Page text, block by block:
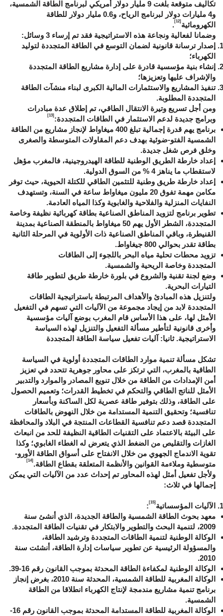
تكاليف متوقعة بلغت 9 مليار دولار أمريكي لبرنامج الطاقة الشمسية،
و4 مليارات دولار لبرنامج الرياح، و0.6 مليار دولار للطاقة
الكهرومائية[12]
.
وضمانا لفعالية ونجاعة هذه الاستراتيجية فقد تم إرساء 3 وسائل:
إصدار ترسانة قانونية لضمان التوسع في الطاقة المتجددة لتوليد
الكهرباء؛
إنشاء بنية مؤسسية قادرة على إدارة مشاريع الطاقة المتجددة
والإشراف عليها وتعزيزها؛
تنفيذ المشاريع والاستثمارات المالية الكبرى لبناء منشآت الطاقة
المتجددة المطلوبة.
ومن أجل تسريع وتيرة الانتقال الطاقي، تم إطلاق عدة مبادرات
وبرامج جديدة لدعم الاستثمار في الطاقات المتجددة:[13]
برنامج يهم قدرة إجمالية تبلغ 400 ميغاواط لإنجاز مشاريع من الطاقة
الشمسية الفتو-ضوئية بهدف دعم المقاولات المتوسطة والصغرى
وخلق فرص شغل جديدة.
إعداد خارطة الطريق الوطنية للطاقة الهيدروجينية، فالمغرب مؤهل
لاستقطاب ما يناهز 4 % من السوق الدولية.
إعداد خارطة طريق وطنية للتثمين الطاقي للكتلة الحيوية، حيث توفر
مكامن مهمة تفوق 20 مليون ميغاواط ساعة في السنة، وتستهدف
النفايات المنزلية والفلاحية والغابوية وكذا المياه العادمة.
تطوير برنامج لتزويد المناطق الصناعية بطاقة كهربائية نظيفة وخاصة
المتجددة، الشطر الأول يهم 50 ميغاواط بالمنطقة الصناعية بمدينة
القنيطرة، وباقي المناطق الصناعية ذات الأولوية في المرحلة الثانية
بطاقة تقدر بحوالي 800 جيغاواط.
تزويد محطات تحلية مياه البحر باللجوء إلى الطاقات
المتجددة وخاصة الريحية والشمسية.
وضع لجنة تقنية والشروع في بلورة خارطة طريق لتطوير طاقة
التيارات البحرية.
ولتنزيل هذه المبادئ والأهداف المرتبطة باستراتيجية الطاقات
المتجددة لابد من إيجاد مجموعة من الآليات التي تسهم في التفعيل
الأمثل لها، على هذا الأساس قام المغرب بوضع آليات مؤسسية
وأخرى قانونية لتأطير مسألة التفعيل والتنزيل لهذه السياسة
الاستراتيجية. ثانيا: آليات تفعيل سياسة الطاقة المتجددة
تشكل مسألة تنمية موارد الطاقات المتجددة أولوية في السياسة
الطاقية بالمغرب، التي ترتكز على محاور جوهرية تتحدد في تعزيز
أمن الإمدادات من الطاقة من خلال تنويع المصادر والموارد والتدبير
الأمثل للناتج الطاقي والتحكم في تخطيط القدرات؛ وتعميم الحصول
على الطاقة، وذلك بتوفير طاقة عصرية لكل الساكنة وبأسعار
تنافسية؛ وتحقيق التنمية المستدامة من خلال النهوض بالطاقات
المتجددة قصد دعم تنافسية القطاعات المنتجة في البلاد والمحافظة
على البيئة بالاعتماد على التقنيات الطاقية النظيفة للحد من انبعاث
الغازات والتقليص من الضغط الذي يتعرض له الغطاء الغابوي؛ وكذا
تقوية الاندماج الجهوي من خلال الانفتاح على أسواق الطاقة الأورو-
متوسطية وملاءمة القوانين والأنظمة المتعلقة بقطاع الطاقة.[14]
ولأجل تفعيل أمثل لهذه المحاور تم إحداث عدد من الآليات التي يمكن
إجمالها في ثلاث:
الآليات المؤسساتية[15]
:
معهد بحوث الطاقة الشمسية والطاقة الجديدة، الذي أنشئ سنة
2009، لتنمية البحث والتطوير والابتكار في تقنيات الطاقة المتجددة.
الوكالة الوطنية لتنمية الطاقات المتجددة وترشيد الطاقة،
والمسؤولة الرئيسية عن تطوير سياسات إدارة الطاقة، أنشئت سنة
2010.
الوكالة الوطنية لمكفاءة الطاقة المحدثة بموجب القانون رقم 16-39.
الوكالة المغربية للطاقة الشمسية، المحدثة سنة 2010، بغرض إنجاز
برنامج تنمية مشاريع مندمجة لإنتاج الكهرباء انطلاقا من الطاقة
الشمسية.
الوكالة المغربية للطاقة المستدامة المحدثة بموجب القانون رقم 16-